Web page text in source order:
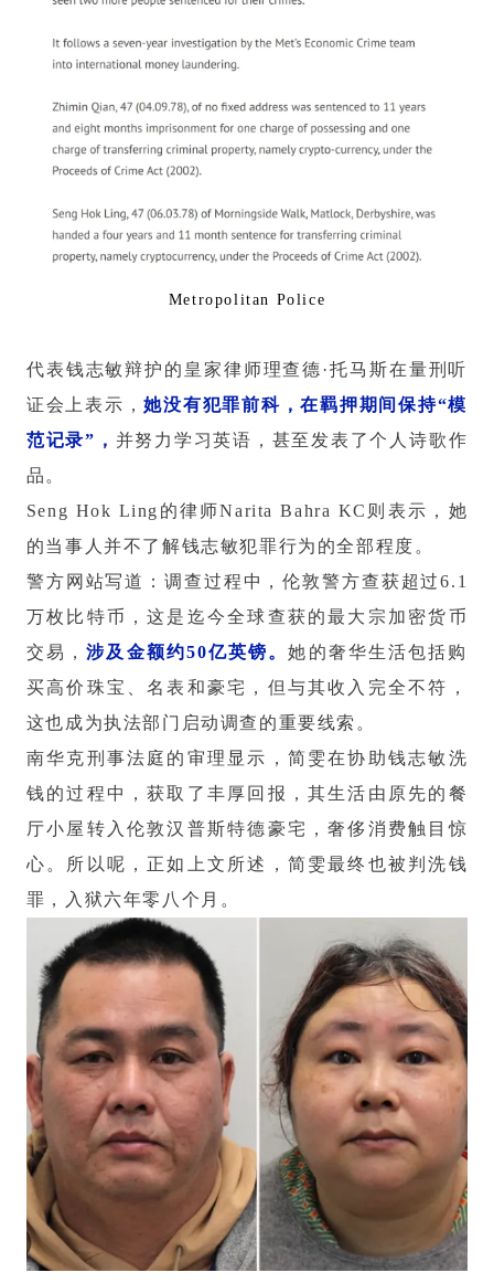
Metropolitan Police
代表钱志敏辩护的皇家律师理查德·托马斯在量刑听
证会上表示，她没有犯罪前科，在羁押期间保持“模
范记录”， 并努力学习英语，甚至发表了个人诗歌作
品。
Seng Hok Ling的律师Narita Bahra KC则表示，她
的当事人并不了解钱志敏犯罪行为的全部程度。
警方网站写道：调查过程中，伦敦警方查获超过6.1
万枚比特币，这是迄今全球查获的最大宗加密货币
交易，涉及金额约50亿英镑。她的奢华生活包括购
买高价珠宝、名表和豪宅，但与其收入完全不符，
这也成为执法部门启动调查的重要线索。
南华克刑事法庭的审理显示，简雯在协助钱志敏洗
钱的过程中，获取了丰厚回报，其生活由原先的餐
厅小屋转入伦敦汉普斯特德豪宅，奢侈消费触目惊
心。所以呢，正如上文所述，简雯最终也被判洗钱
罪，入狱六年零八个月。